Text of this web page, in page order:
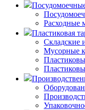
Расходные
Пластиковая
Складские
Мусорные